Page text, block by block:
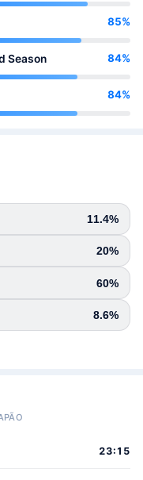
85%
Season 84%
84%
11.4%
20%
60%
8.6%
23:15